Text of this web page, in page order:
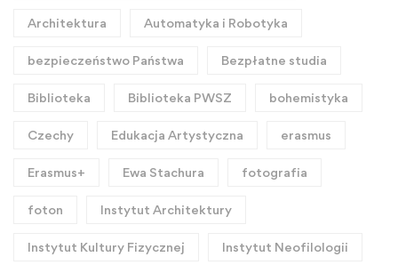
Architektura Automatyka i Robotyka
bezpieczeństwo Państwa Bezpłatne studia
Biblioteka Biblioteka PWSZ bohemistyka
Czechy Edukacja Artystyczna erasmus
Erasmus+ Ewa Stachura fotografia
foton Instytut Architektury
Instytut Kultury Fizycznej Instytut Neofilologii